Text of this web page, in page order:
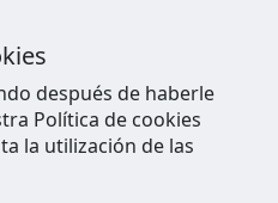
después de haberle
Política de cookies
la utilización de las